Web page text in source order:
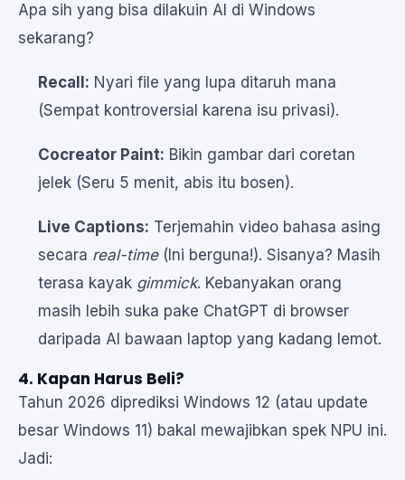
Apa sih yang bisa dilakuin AI di Windows
sekarang?
Recall: Nyari file yang lupa ditaruh mana
(Sempat kontroversial karena isu privasi).
Cocreator Paint: Bikin gambar dari coretan
jelek (Seru 5 menit, abis itu bosen).
Live Captions: Terjemahin video bahasa asing
secara real-time(Ini berguna!). Sisanya? Masih
terasa kayak gimmick. Kebanyakan orang
masih lebih suka pake ChatGPT di browser
daripada AI bawaan laptop yang kadang lemot.
4. Kapan Harus Beli?
Tahun 2026 diprediksi Windows 12 (atau update
besar Windows 11) bakal mewajibkan spek NPU ini.
Jadi: